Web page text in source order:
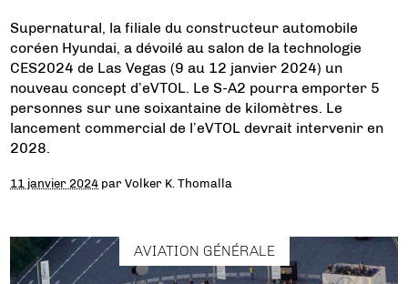
Supernatural, la filiale du constructeur automobile
coréen Hyundai, a dévoilé au salon de la technologie
CES2024 de Las Vegas (9 au 12 janvier 2024) un
nouveau concept d’eVTOL. Le S-A2 pourra emporter 5
personnes sur une soixantaine de kilomètres. Le
lancement commercial de l’eVTOL devrait intervenir en
2028.
11 janvier 2024 parVolker K. Thomalla
AVIATION GÉNÉRALE